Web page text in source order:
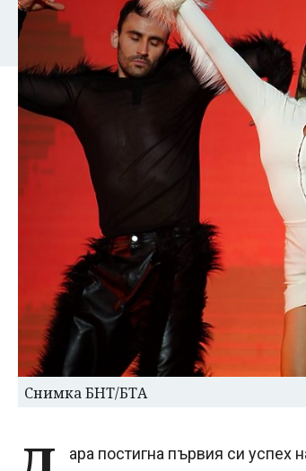
Снимка БНТ/БТА
ара постигна първия си успех